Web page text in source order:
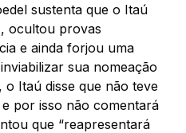
sustenta que o Itaú
ocultou provas
e ainda forjou uma
sua nomeação
Itaú disse que não teve
por isso não comentará
que “reapresentará